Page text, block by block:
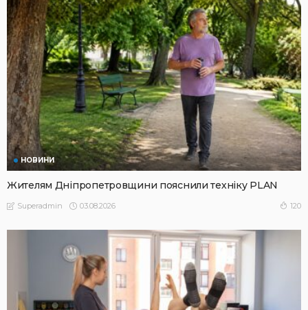
НОВИНИ
Жителям Дніпропетровщини пояснили техніку PLAN
Superadmin 03.08.2026 120